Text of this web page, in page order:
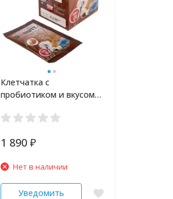
Клетчатка с
пробиотиком и вкусом
х 20 гр
1 890 ₽
Нет в наличии
Уведомить